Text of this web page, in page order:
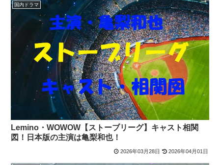
国内ドラマ
Lemino・WOWOW【ストーブリーグ】キャスト相関
図！日本版の主演は亀梨和也！
2026年03月28日 2026年04月01日